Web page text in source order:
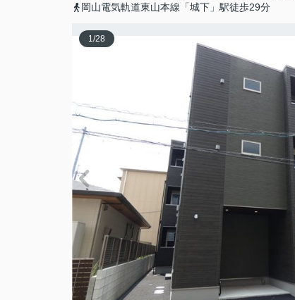
岡山電気軌道東山本線「城下」駅徒歩29分
1/28